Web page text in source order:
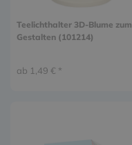
Teelichthalter 3D-Blume zum
Gestalten (101214)
ab 1,49 € *